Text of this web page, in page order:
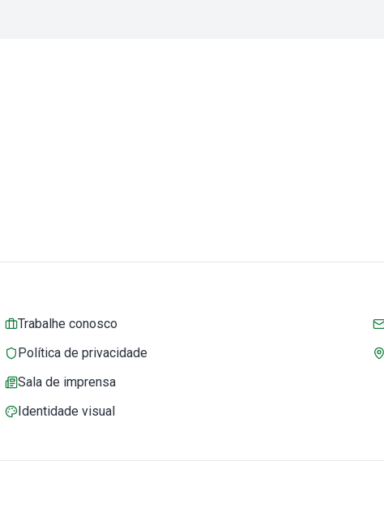
Trabalhe conosco
Política de privacidade
Sala de imprensa
Identidade visual